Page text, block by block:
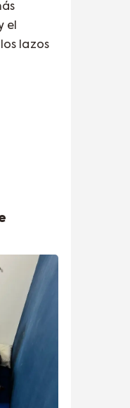
el
lazos